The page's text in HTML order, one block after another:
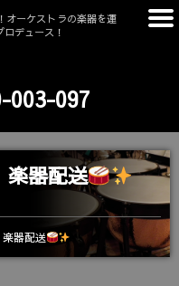
オーケストラの楽器を運
デュース！
003-097
器配送
器配送